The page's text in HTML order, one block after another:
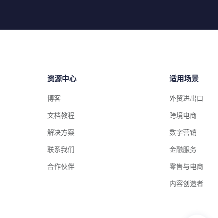
资源中心
博客
文档教程
解决方案
联系我们
合作伙伴
适用场景
外贸进出口
跨境电商
数字营销
金融服务
零售与电商
内容创造者